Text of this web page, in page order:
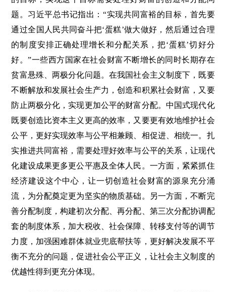
题。习近平总书记指出：“实现共同富裕的目标，首先要
通过全国人民共同奋斗把‘蛋糕’做大做好，然后通过合理
的制度安排正确处理增长和分配关系，把‘蛋糕’切好分
好。”一些西方国家在社会财富不断增长的同时长期存在
贫富悬殊、两极分化问题。在我国社会主义制度下，既要
不断解放和发展社会生产力，创造和积累社会财富，又要
防止两极分化，实现更加公平的财富分配。中国式现代化
既要创造比资本主义更高的效率，又要更有效地维护社会
公平，更好实现效率与公平相兼顾、相促进、相统一。扎
实推进共同富裕，需要处理好效率与公平的关系，让现代
化建设成果更多更公平惠及全体人民。一方面，紧紧抓住
经济建设这个中心，让一切创造社会财富的源泉充分涌
流，为分配奠定更为坚实的物质基础。另一方面，不断完
善分配制度，构建初次分配、再分配、第三次分配协调配
套的制度体系，加大税收、社会保障、转移支付等的调节
力度，加强困难群体就业兜底帮扶等，更好解决发展不平
衡不充分的问题，促进社会公平正义，让社会主义制度的
优越性得到更充分体现。